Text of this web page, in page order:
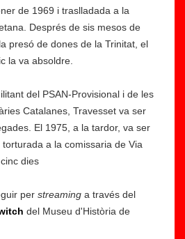
de 1969 i traslladada a la
Després de sis mesos de
presó de dones de la Trinitat, el
la va absoldre.
del PSAN-Provisional i de les
Catalanes, Travesset va ser
El 1975, a la tardor, va ser
a la comissaria de Via
dies
per streaming a través del
del Museu d'Història de